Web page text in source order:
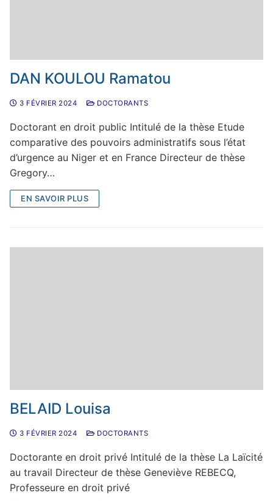
DAN KOULOU Ramatou
3 FÉVRIER 2024 DOCTORANTS
Doctorant en droit public Intitulé de la thèse Etude
comparative des pouvoirs administratifs sous l’état
d’urgence au Niger et en France Directeur de thèse
Gregory…
EN SAVOIR PLUS
BELAID Louisa
3 FÉVRIER 2024 DOCTORANTS
Doctorante en droit privé Intitulé de la thèse La Laïcité
au travail Directeur de thèse Geneviève REBECQ,
Professeure en droit privé